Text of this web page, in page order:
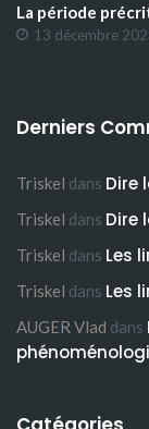
La période
13 décembre
Derniers
Triskel dans Dire
Triskel dans Dire
Triskel dans Les
Triskel dans Les
AUGER Vlad dans